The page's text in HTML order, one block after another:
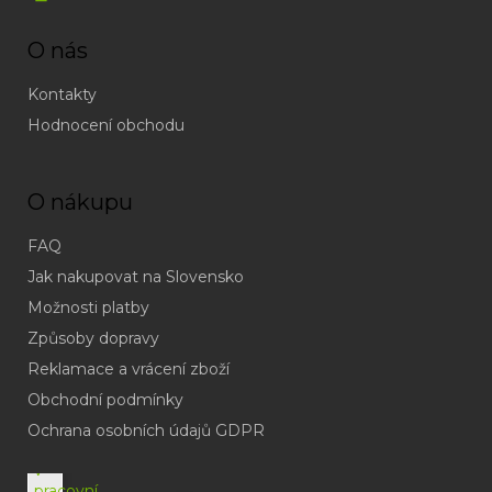
O nás
Kontakty
Hodnocení obchodu
O nákupu
FAQ
Jak nakupovat na Slovensko
Možnosti platby
Způsoby dopravy
Reklamace a vrácení zboží
Obchodní podmínky
Ochrana osobních údajů GDPR
(odpověď
do
v